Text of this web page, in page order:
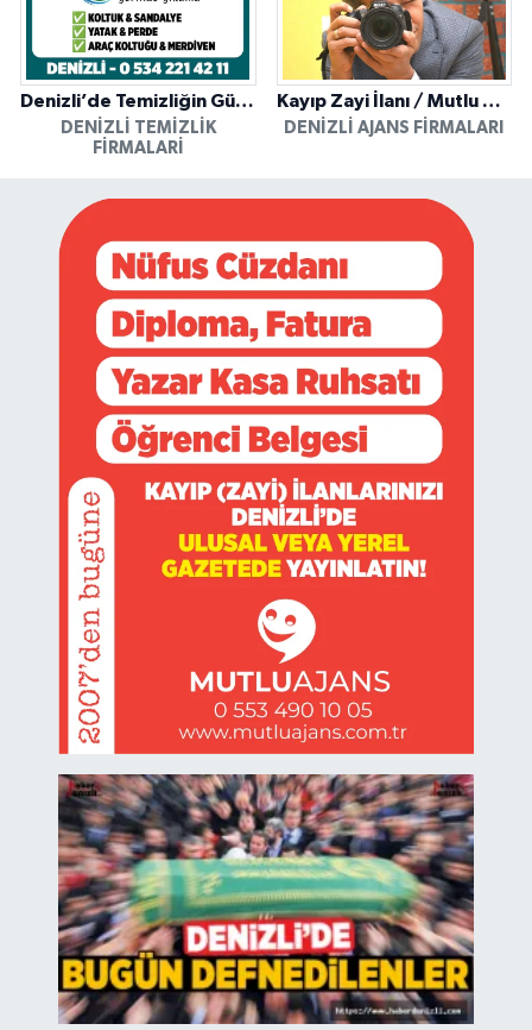
Denizli’de Temizliğin Güvenilir Adresi: Özkan Yerinde Yıkama
DENIZLI TEMIZLIK
FIRMALARI
Kayıp Zayi İlanı / Mutlu Ajans / Denizli
DENIZLI AJANS FIRMALARI